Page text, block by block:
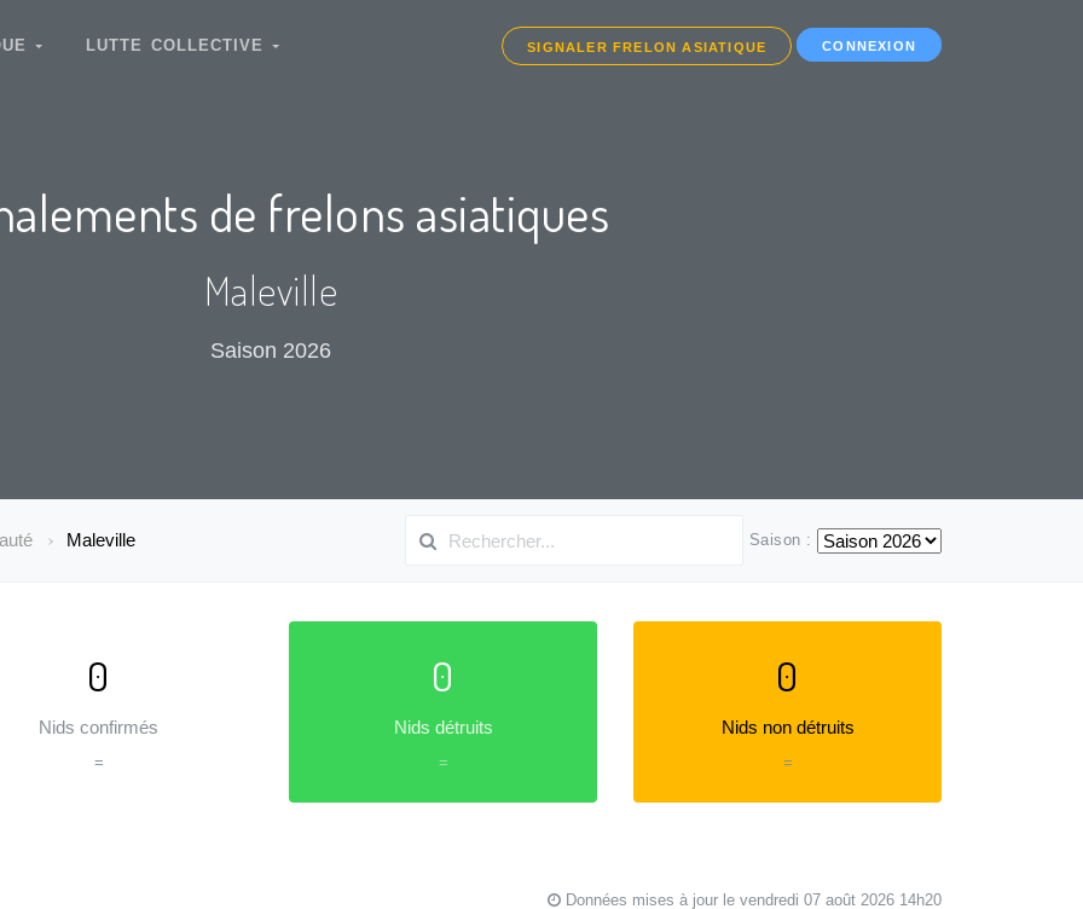
LUTTE COLLECTIVE SIGNALER FRELON ASIATIQUE CONNEXION
de frelons asiatiques
Maleville
Saison 2026
Maleville Saison :
0
Nids confirmés
=
0
Nids détruits
=
0
Nids non détruits
=
Données mises à jour le vendredi 07 août 2026 14h20